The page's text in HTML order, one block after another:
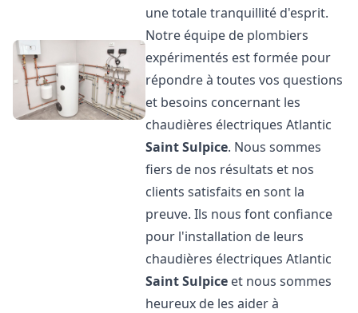
une totale tranquillité d'esprit.
Notre équipe de plombiers
expérimentés est formée pour
répondre à toutes vos questions
et besoins concernant les
chaudières électriques Atlantic
Saint Sulpice. Nous sommes
fiers de nos résultats et nos
clients satisfaits en sont la
preuve. Ils nous font confiance
pour l'installation de leurs
chaudières électriques Atlantic
Saint Sulpice et nous sommes
heureux de les aider à